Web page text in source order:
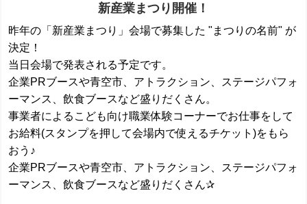
新産業まつり開催！
昨年の「新産業まつり」会場で募集した "まつりの名前" が
決定！
当日会場で発表される予定です。
企業PRブースや青空市、アトラクション、ステージパフォ
ーマンス、飲食ブースなど盛りだくさん。
事業者によるこども向け職業体験コーナーでお仕事をして
お給料(スタンプを押して会場内で使えるチケット)をもら
おう♪
企業PRブースや青空市、アトラクション、ステージパフォ
ーマンス、飲食ブースなど盛りだくさん✰